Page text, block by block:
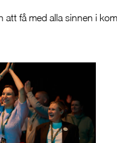
få med alla sinnen i